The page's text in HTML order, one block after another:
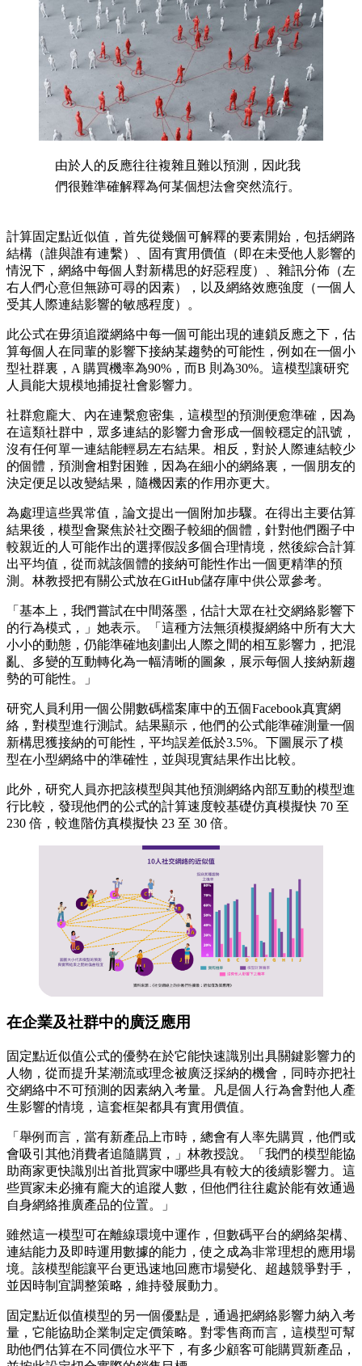
由於人的反應往往複雜且難以預測，因此我
們很難準確解釋為何某個想法會突然流行。
計算固定點近似值，首先從幾個可解釋的要素開始，包括網路
結構（誰與誰有連繫）、固有實用價值（即在未受他人影響的
情況下，網絡中每個人對新構思的好惡程度）、雜訊分佈（左
右人們心意但無跡可尋的因素），以及網絡效應強度（一個人
受其人際連結影響的敏感程度）。
此公式在毋須追蹤網絡中每一個可能出現的連鎖反應之下，估
算每個人在同輩的影響下接納某趨勢的可能性，例如在一個小
型社群裏，A 購買機率為90%，而B 則為30%。這模型讓研究
人員能大規模地捕捉社會影響力。
社群愈龐大、內在連繫愈密集，這模型的預測便愈準確，因為
在這類社群中，眾多連結的影響力會形成一個較穩定的訊號，
沒有任何單一連結能輕易左右結果。相反，對於人際連結較少
的個體，預測會相對困難，因為在細小的網絡裏，一個朋友的
決定便足以改變結果，隨機因素的作用亦更大。
為處理這些異常值，論文提出一個附加步驟。在得出主要估算
結果後，模型會聚焦於社交圈子較細的個體，針對他們圈子中
較親近的人可能作出的選擇假設多個合理情境，然後綜合計算
出平均值，從而就該個體的接納可能性作出一個更精準的預
測。林教授把有關公式放在GitHub儲存庫中供公眾參考。
「基本上，我們嘗試在中間落墨，估計大眾在社交網絡影響下
的行為模式，」她表示。「這種方法無須模擬網絡中所有大大
小小的動態，仍能準確地刻劃出人際之間的相互影響力，把混
亂、多變的互動轉化為一幅清晰的圖象，展示每個人接納新趨
勢的可能性。」
研究人員利用一個公開數碼檔案庫中的五個Facebook真實網
絡，對模型進行測試。結果顯示，他們的公式能準確測量一個
新構思獲接納的可能性，平均誤差低於3.5%。下圖展示了模
型在小型網絡中的準確性，並與現實結果作出比較。
此外，研究人員亦把該模型與其他預測網絡內部互動的模型進
行比較，發現他們的公式的計算速度較基礎仿真模擬快 70 至
230 倍，較進階仿真模擬快 23 至 30 倍。
在企業及社群中的廣泛應用
固定點近似值公式的優勢在於它能快速識別出具關鍵影響力的
人物，從而提升某潮流或理念被廣泛採納的機會，同時亦把社
交網絡中不可預測的因素納入考量。凡是個人行為會對他人產
生影響的情境，這套框架都具有實用價值。
「舉例而言，當有新產品上市時，總會有人率先購買，他們或
會吸引其他消費者追隨購買，」林教授說。「我們的模型能協
助商家更快識別出首批買家中哪些具有較大的後續影響力。這
些買家未必擁有龐大的追蹤人數，但他們往往處於能有效通過
自身網絡推廣產品的位置。」
雖然這一模型可在離線環境中運作，但數碼平台的網絡架構、
連結能力及即時運用數據的能力，使之成為非常理想的應用場
境。該模型能讓平台更迅速地回應市場變化、超越競爭對手，
並因時制宜調整策略，維持發展動力。
固定點近似值模型的另一個優點是，通過把網絡影響力納入考
量，它能協助企業制定定價策略。對零售商而言，這模型可幫
助他們估算在不同價位水平下，有多少顧客可能購買新產品，